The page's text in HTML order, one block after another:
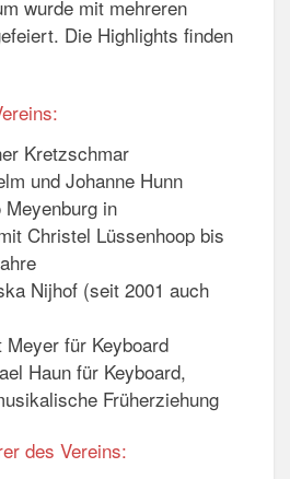
wurde mit mehreren
Die Highlights finden
Kretzschmar
und Johanne Hunn
Meyenburg in
Christel Lüssenhoop bis
Nijhof (seit 2001 auch
für Keyboard
Haun für Keyboard,
Früherziehung
des Vereins: